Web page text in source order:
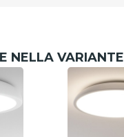
NELLA VARIANTE